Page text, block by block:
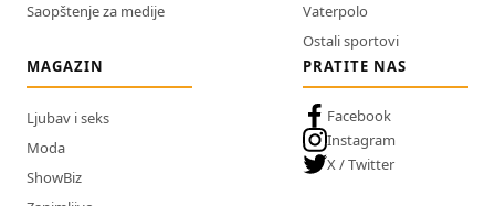
Saopštenje za medije
Vaterpolo
Ostali sportovi
MAGAZIN
Ljubav i seks
Moda
ShowBiz
PRATITE NAS
Facebook
Instagram
X / Twitter